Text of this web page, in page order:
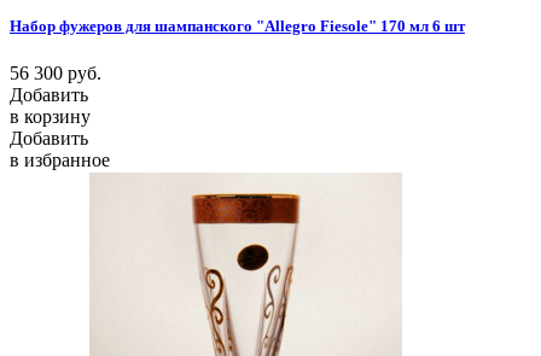
Набор фужеров для шампанского "Allegro Fiesole" 170 мл 6 шт
56 300 руб.
Добавить
в корзину
Добавить
в избранное